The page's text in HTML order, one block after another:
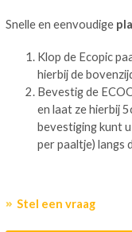
Snelle en eenvoudige
Klop de Ecopic
hierbij de
Bevestig de
en laat ze hierbij
bevestiging kunt
per paaltje) langs
Stel een vraag